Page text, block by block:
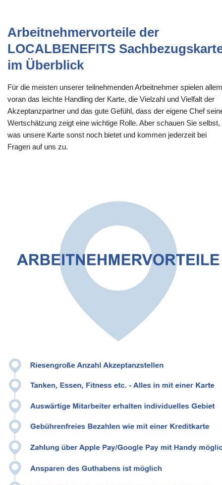
Arbeitnehmervorteile der
LOCALBENEFITS
im Überblick
Für die meisten unserer teilnehmenden Arbeitnehmer spielen allem
voran das leichte Handling der Karte, die Vielzahl und Vielfalt der
Akzeptanzpartner und das gute Gefühl, dass der eigene Chef
Wertschätzung zeigt eine wichtige Rolle. Aber schauen Sie selbst,
was unsere Karte sonst noch bietet und kommen jederzeit bei
Fragen auf uns zu.